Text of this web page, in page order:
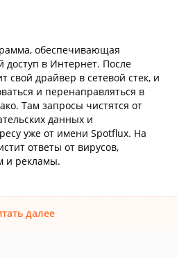
обеспечивающая
в Интернет. После
свой драйвер в сетевой стек, и
и перенаправляться в
Там запросы чистятся от
данных и
уже от имени Spotflux. На
ответы от вирусов,
и рекламы.
далее